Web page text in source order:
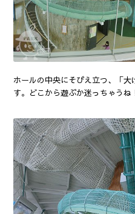
ホールの中央にそびえ立つ、「
す。どこから遊ぶか迷っちゃうね